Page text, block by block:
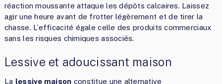
réaction moussante attaque les dépôts calcaires. Laissez
agir une heure avant de frotter légèrement et de tirer la
chasse. L’efficacité égale celle des produits commerciaux
sans les risques chimiques associés.
Lessive et adoucissant maison
La lessive maison constitue une alternative